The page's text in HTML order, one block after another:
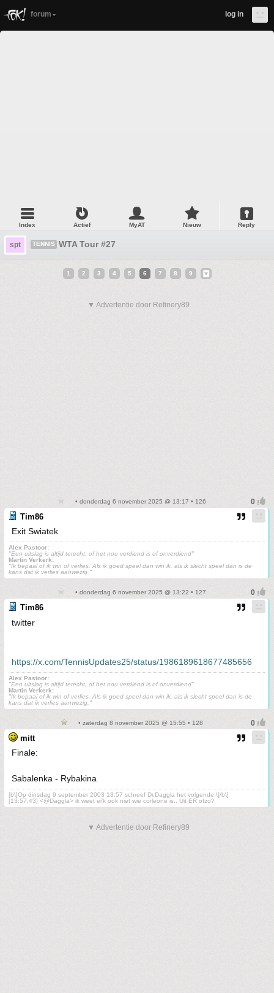
forum log in
Index Actief MyAT Nieuw Reply
spt TENNIS WTA Tour #27
1 2 3 4 5 6 7 8 9
▼ Advertentie door Refinery89
• donderdag 6 november 2025 @ 13:17 • 126
Tim86
Exit Swiatek
Alex Pastoor:
"Een uitslag is altijd terecht, of het nou verdiend is of onverdiend"
Martin Verkerk:
''Ik bepaal of ik win of verlies. Als ik goed speel dan win ik, als ik slecht speel dan is de
kans dat ik verlies aanwezig.''
• donderdag 6 november 2025 @ 13:22 • 127
Tim86
twitter
https://x.com/TennisUpdates25/status/1986189618677485656
Alex Pastoor:
"Een uitslag is altijd terecht, of het nou verdiend is of onverdiend"
Martin Verkerk:
''Ik bepaal of ik win of verlies. Als ik goed speel dan win ik, als ik slecht speel dan is de
kans dat ik verlies aanwezig.''
• zaterdag 8 november 2025 @ 15:55 • 128
mitt
Finale:
Sabalenka - Rybakina
[b\]Op dinsdag 9 september 2003 13:57 schreef Dr.Daggla het volgende:\[/b\]
[13:57:43] <@Daggla> ik weet ei'k ook niet wie corleone is.. Uit ER ofzo?
▼ Advertentie door Refinery89